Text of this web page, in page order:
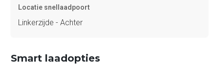
Locatie snellaadpoort
Linkerzijde - Achter
Smart laadopties